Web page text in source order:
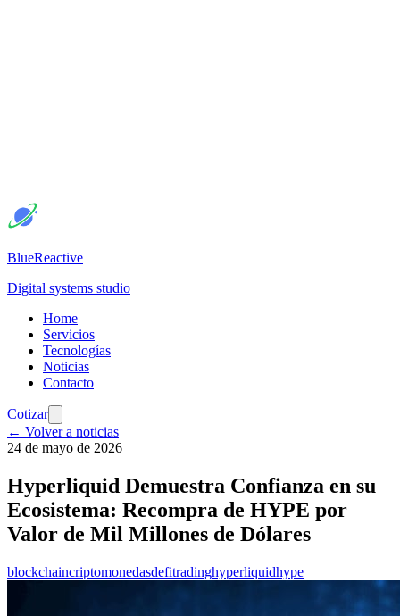
BlueReactive
Digital systems studio
Home
Servicios
Tecnologías
Noticias
Contacto
Cotizar
← Volver a noticias
24 de mayo de 2026
Hyperliquid Demuestra Confianza en su
Ecosistema: Recompra de HYPE por
Valor de Mil Millones de Dólares
blockchaincriptomonedasdefitradinghyperliquidhype